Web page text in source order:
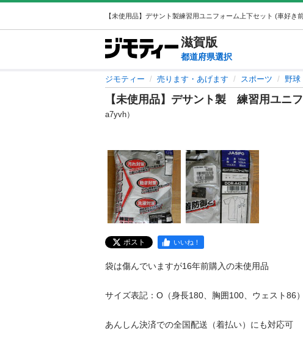
滋賀版
都道府県選択
ジモティー 売ります・あげます スポーツ 野球
【未使用品】デサント製 練習用ユニ
a7yvh）
ポスト いいね！
袋は傷んでいますが16年前購入の未使用品
サイズ表記：O（身長180、胸囲100、ウェスト86）
あんしん決済での全国配送（着払い）にも対応可